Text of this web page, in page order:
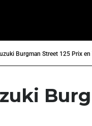
Burgman Street 125 Prix